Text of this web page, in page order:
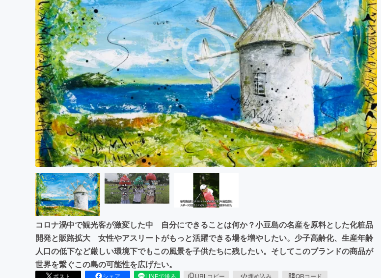
映像・映画 書籍・雑誌出版 アニ
ビジネス・起業 チャレンジ ビュ
まちづくり・地域活性化
CAMPFIRE for Social GoodCAMPFIRE
CAMPFIREふるさと納税machi-yaコミ
コロナ渦中で観光客が激変した中 自分にできることは何か？小豆島の名産を原料とした化粧品
開発と販路拡大 女性やアスリートがもっと活躍できる場を増やしたい。少子高齢化、生産年齢
人口の低下など厳しい環境下でもこの風景を子供たちに残したい。そしてこのブランドの商品が
世界を繋ぐこの島の可能性を広げたい。
ポスト シェア LINEで送る URLコピー 埋め込み QRコード